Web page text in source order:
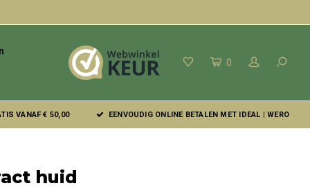
0
VANAF € 50,00 EENVOUDIG ONLINE BETALEN MET IDEAL | WERO
huid